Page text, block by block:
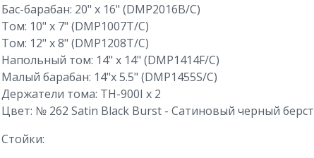
Бас-барабан: 20" x 16" (DMP2016B/C)
Том: 10" x 7" (DMP1007T/C)
Том: 12" x 8" (DMP1208T/C)
Напольный том: 14" x 14" (DMP1414F/C)
Малый барабан: 14"x 5.5" (DMP1455S/C)
Держатели тома: TH-900I x 2
Цвет: № 262 Satin Black Burst - Сатиновый черный берст
Стойки: